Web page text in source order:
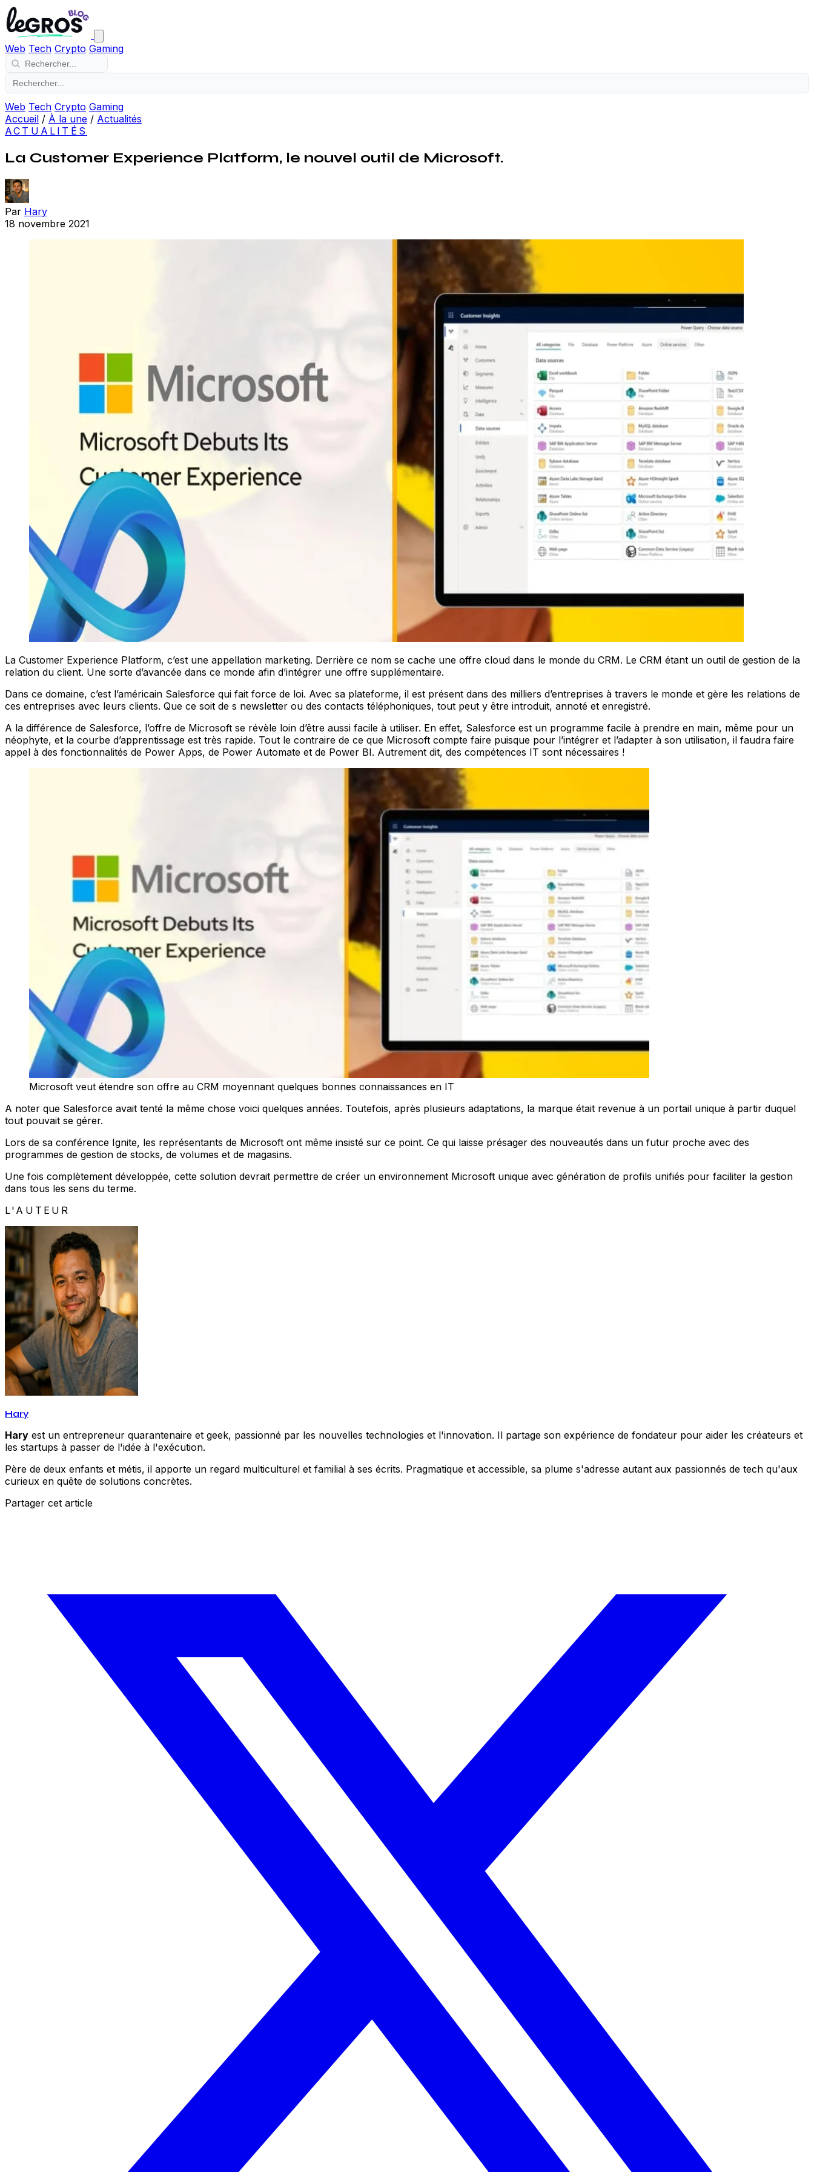
Web Tech Crypto Gaming
Web Tech Crypto Gaming
Accueil / À la une / Actualités
ACTUALITÉS
La Customer Experience Platform, le nouvel outil de Microsoft.
Par Hary
18 novembre 2021
La Customer Experience Platform, c’est une appellation marketing. Derrière ce nom se cache une offre cloud dans le monde du CRM. Le CRM étant un outil de gestion de la
relation du client. Une sorte d’avancée dans ce monde afin d’intégrer une offre supplémentaire.
Dans ce domaine, c’est l’américain Salesforce qui fait force de loi. Avec sa plateforme, il est présent dans des milliers d’entreprises à travers le monde et gère les relations de
ces entreprises avec leurs clients. Que ce soit de s newsletter ou des contacts téléphoniques, tout peut y être introduit, annoté et enregistré.
A la différence de Salesforce, l’offre de Microsoft se révèle loin d’être aussi facile à utiliser. En effet, Salesforce est un programme facile à prendre en main, même pour un
néophyte, et la courbe d’apprentissage est très rapide. Tout le contraire de ce que Microsoft compte faire puisque pour l’intégrer et l’adapter à son utilisation, il faudra faire
appel à des fonctionnalités de Power Apps, de Power Automate et de Power BI. Autrement dit, des compétences IT sont nécessaires !
Microsoft veut étendre son offre au CRM moyennant quelques bonnes connaissances en IT
A noter que Salesforce avait tenté la même chose voici quelques années. Toutefois, après plusieurs adaptations, la marque était revenue à un portail unique à partir duquel
tout pouvait se gérer.
Lors de sa conférence Ignite, les représentants de Microsoft ont même insisté sur ce point. Ce qui laisse présager des nouveautés dans un futur proche avec des
programmes de gestion de stocks, de volumes et de magasins.
Une fois complètement développée, cette solution devrait permettre de créer un environnement Microsoft unique avec génération de profils unifiés pour faciliter la gestion
dans tous les sens du terme.
L'AUTEUR
Hary
Hary est un entrepreneur quarantenaire et geek, passionné par les nouvelles technologies et l'innovation. Il partage son expérience de fondateur pour aider les créateurs et
les startups à passer de l'idée à l'exécution.
Père de deux enfants et métis, il apporte un regard multiculturel et familial à ses écrits. Pragmatique et accessible, sa plume s'adresse autant aux passionnés de tech qu'aux
curieux en quête de solutions concrètes.
Partager cet article